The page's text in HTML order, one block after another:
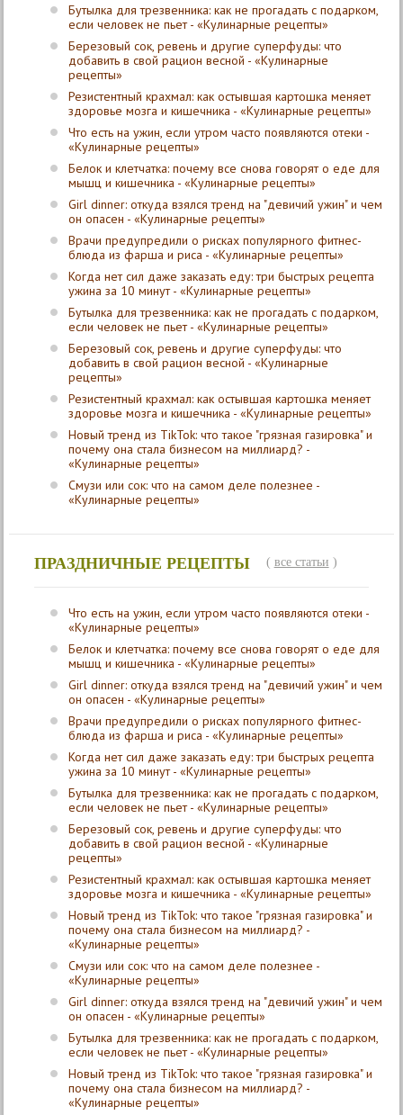
Бутылка для трезвенника: как не прогадать с подарком,
если человек не пьет - «Кулинарные рецепты»
Березовый сок, ревень и другие суперфуды: что
добавить в свой рацион весной - «Кулинарные
рецепты»
Резистентный крахмал: как остывшая картошка меняет
здоровье мозга и кишечника - «Кулинарные рецепты»
Что есть на ужин, если утром часто появляются отеки -
«Кулинарные рецепты»
Белок и клетчатка: почему все снова говорят о еде для
мышц и кишечника - «Кулинарные рецепты»
Girl dinner: откуда взялся тренд на "девичий ужин" и чем
он опасен - «Кулинарные рецепты»
Врачи предупредили о рисках популярного фитнес-
блюда из фарша и риса - «Кулинарные рецепты»
Когда нет сил даже заказать еду: три быстрых рецепта
ужина за 10 минут - «Кулинарные рецепты»
Бутылка для трезвенника: как не прогадать с подарком,
если человек не пьет - «Кулинарные рецепты»
Березовый сок, ревень и другие суперфуды: что
добавить в свой рацион весной - «Кулинарные
рецепты»
Резистентный крахмал: как остывшая картошка меняет
здоровье мозга и кишечника - «Кулинарные рецепты»
Новый тренд из TikTok: что такое "грязная газировка" и
почему она стала бизнесом на миллиард? -
«Кулинарные рецепты»
Смузи или сок: что на самом деле полезнее -
«Кулинарные рецепты»
ПРАЗДНИЧНЫЕ РЕЦЕПТЫ ( все статьи )
Что есть на ужин, если утром часто появляются отеки -
«Кулинарные рецепты»
Белок и клетчатка: почему все снова говорят о еде для
мышц и кишечника - «Кулинарные рецепты»
Girl dinner: откуда взялся тренд на "девичий ужин" и чем
он опасен - «Кулинарные рецепты»
Врачи предупредили о рисках популярного фитнес-
блюда из фарша и риса - «Кулинарные рецепты»
Когда нет сил даже заказать еду: три быстрых рецепта
ужина за 10 минут - «Кулинарные рецепты»
Бутылка для трезвенника: как не прогадать с подарком,
если человек не пьет - «Кулинарные рецепты»
Березовый сок, ревень и другие суперфуды: что
добавить в свой рацион весной - «Кулинарные
рецепты»
Резистентный крахмал: как остывшая картошка меняет
здоровье мозга и кишечника - «Кулинарные рецепты»
Новый тренд из TikTok: что такое "грязная газировка" и
почему она стала бизнесом на миллиард? -
«Кулинарные рецепты»
Смузи или сок: что на самом деле полезнее -
«Кулинарные рецепты»
Girl dinner: откуда взялся тренд на "девичий ужин" и чем
он опасен - «Кулинарные рецепты»
Бутылка для трезвенника: как не прогадать с подарком,
если человек не пьет - «Кулинарные рецепты»
Новый тренд из TikTok: что такое "грязная газировка" и
почему она стала бизнесом на миллиард? -
«Кулинарные рецепты»